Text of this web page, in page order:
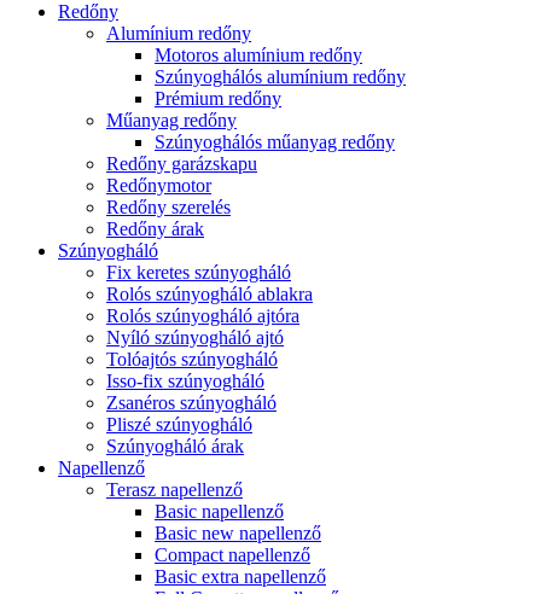
Redőny
Alumínium redőny
Motoros alumínium redőny
Szúnyoghálós alumínium redőny
Prémium redőny
Műanyag redőny
Szúnyoghálós műanyag redőny
Redőny garázskapu
Redőnymotor
Redőny szerelés
Redőny árak
Szúnyogháló
Fix keretes szúnyogháló
Rolós szúnyogháló ablakra
Rolós szúnyogháló ajtóra
Nyíló szúnyogháló ajtó
Tolóajtós szúnyogháló
Isso-fix szúnyogháló
Zsanéros szúnyogháló
Pliszé szúnyogháló
Szúnyogháló árak
Napellenző
Terasz napellenző
Basic napellenző
Basic new napellenző
Compact napellenző
Basic extra napellenző